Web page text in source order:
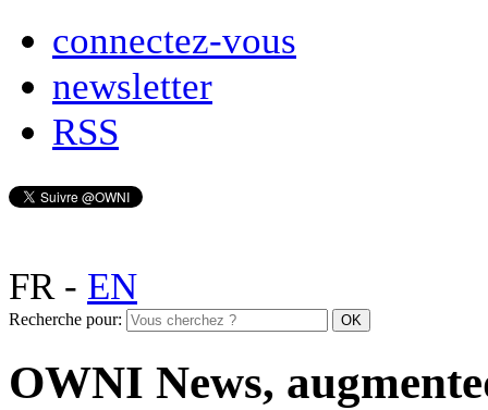
connectez-vous
newsletter
RSS
FR- EN
Recherche pour:
OWNI News,